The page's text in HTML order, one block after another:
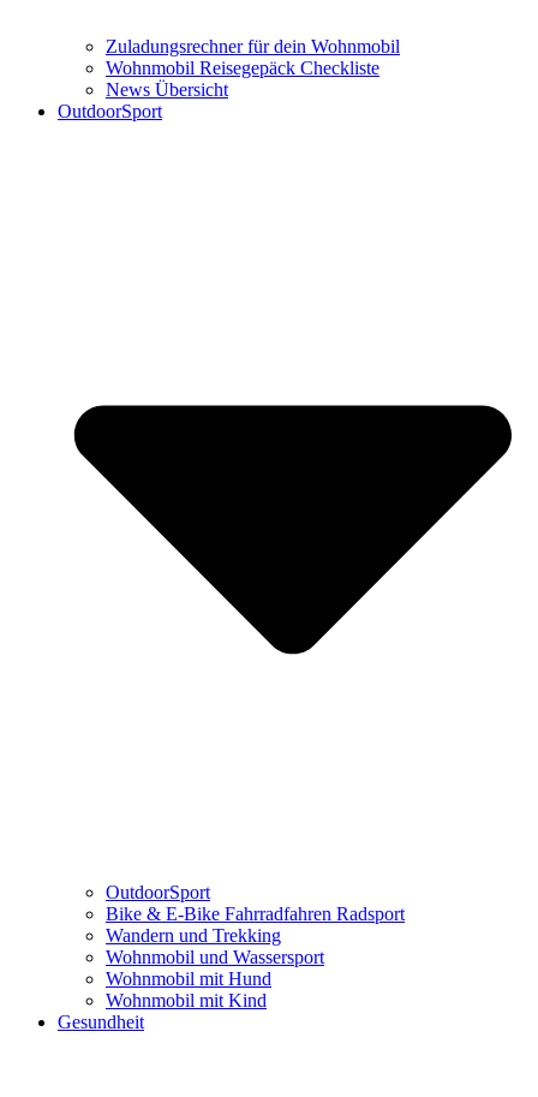
Zuladungsrechner für dein Wohnmobil
Wohnmobil Reisegepäck Checkliste
News Übersicht
OutdoorSport
OutdoorSport
Bike & E-Bike Fahrradfahren Radsport
Wandern und Trekking
Wohnmobil und Wassersport
Wohnmobil mit Hund
Wohnmobil mit Kind
Gesundheit